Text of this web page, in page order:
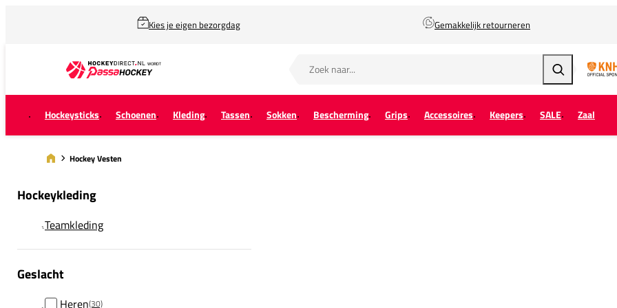
Kies je eigen bezorgdag Gemakkelijk retourneren
Zoeken
Hockeysticks Schoenen Kleding Tassen Sokken Bescherming Grips Accessoires Keepers SALE Zaal
Hockey Vesten
Hockeykleding
Teamkleding
Geslacht
Heren(30)